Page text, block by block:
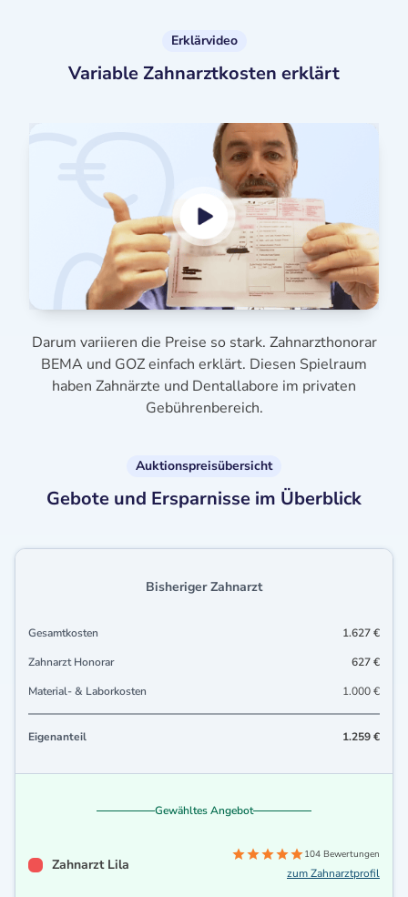
Erklärvideo
Variable Zahnarztkosten erklärt
Darum variieren die Preise so stark. Zahnarzthonorar
BEMA und GOZ einfach erklärt. Diesen Spielraum
haben Zahnärzte und Dentallabore im privaten
Gebührenbereich.
Auktionspreisübersicht
Gebote und Ersparnisse im Überblick
Bisheriger Zahnarzt
Gesamtkosten
1.627 €
Zahnarzt Honorar
627 €
Material- & Laborkosten
1.000 €
Eigenanteil 1.259 €
Gewähltes Angebot
Zahnarzt Lila
104 Bewertungen
zum Zahnarztprofil